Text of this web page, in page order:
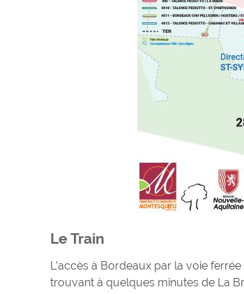
Le Train
L’accès à Bordeaux par la voie
trouvant à quelques minutes de La